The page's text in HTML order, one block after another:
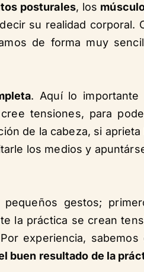
posturales, los
su realidad corporal.
de forma muy
. Aquí lo
tensiones, para
de la cabeza, si aprieta
los medios y
gestos;
la práctica se crean
experiencia, sabemos
buen resultado de la